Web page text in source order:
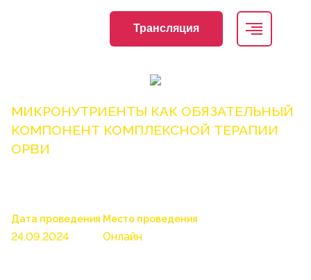
Трансляция
МИКРОНУТРИЕНТЫ КАК ОБЯЗАТЕЛЬНЫЙ
КОМПОНЕНТ КОМПЛЕКСНОЙ ТЕРАПИИ
ОРВИ
Дата проведения
24.09.2024
Место проведения
Онлайн